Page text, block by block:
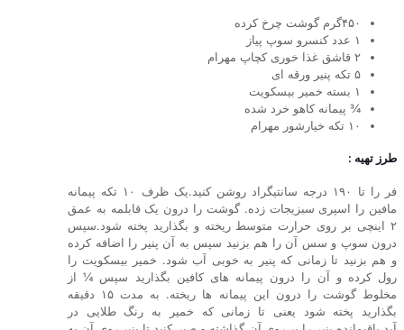
۴۵۰گرم گوشت چرخ کرده
۱ عدد کنسرو سوپ پیاز
۲ قاشق غذا خوری کچاپ مهرام
۵ تکه پنیر ورقه ای
۱ بسته خمیر بیسکویت
¾ پیمانه کاهو خرد شده
۱۰ تکه خیارشور مهرام
طرز تهیه :
فر را تا ۱۹۰ درجه سانتیگراد روشن کنید.یک ظرف ۱۰ تکه پیمانه
مافین را اسپری سبزیجات زده. گوشت را درون یک قابلمه به عمق
۲ اینچی بر روی حرارت متوسط ریخته و بگذارید پخته شود.سپس
درون سوپ و سس آن را هم بزنید سپس به آن پنیر را اضافه کرده
و هم بزنید تا زمانی که پنیر به خوبی آب شود. خمیر بیسکویت را
رول کرده و آن را درون پیمانه های کافین بگذارید سپس ¼ از
مخلوط گوشت را درون این پیمانه ها ریخته. به مدت ۱۵ دقیقه
بگذارید پخته شود یعنی تا زمانی که خمیر به رنگ طلایی در